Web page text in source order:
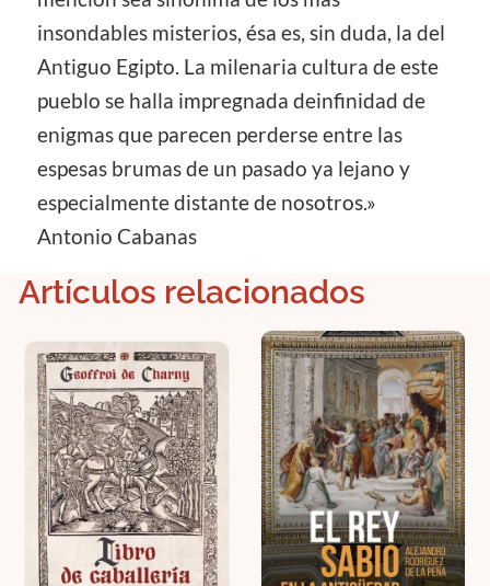
insondables misterios, ésa es, sin duda, la del
Antiguo Egipto. La milenaria cultura de este
pueblo se halla impregnada deinfinidad de
enigmas que parecen perderse entre las
espesas brumas de un pasado ya lejano y
especialmente distante de nosotros.»
Antonio Cabanas
Artículos relacionados